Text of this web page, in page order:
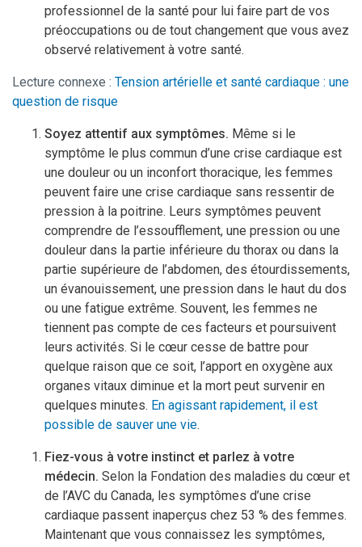
professionnel de la santé pour lui faire part de vos
préoccupations ou de tout changement que vous avez
observé relativement à votre santé.
Lecture connexe : Tension artérielle et santé cardiaque : une
question de risque
Soyez attentif aux symptômes. Même si le
symptôme le plus commun d’une crise cardiaque est
une douleur ou un inconfort thoracique, les femmes
peuvent faire une crise cardiaque sans ressentir de
pression à la poitrine. Leurs symptômes peuvent
comprendre de l’essoufflement, une pression ou une
douleur dans la partie inférieure du thorax ou dans la
partie supérieure de l’abdomen, des étourdissements,
un évanouissement, une pression dans le haut du dos
ou une fatigue extrême. Souvent, les femmes ne
tiennent pas compte de ces facteurs et poursuivent
leurs activités. Si le cœur cesse de battre pour
quelque raison que ce soit, l’apport en oxygène aux
organes vitaux diminue et la mort peut survenir en
quelques minutes. En agissant rapidement, il est
possible de sauver une vie.
Fiez-vous à votre instinct et parlez à votre
médecin. Selon la Fondation des maladies du cœur et
de l’AVC du Canada, les symptômes d’une crise
cardiaque passent inaperçus chez 53 % des femmes.
Maintenant que vous connaissez les symptômes,